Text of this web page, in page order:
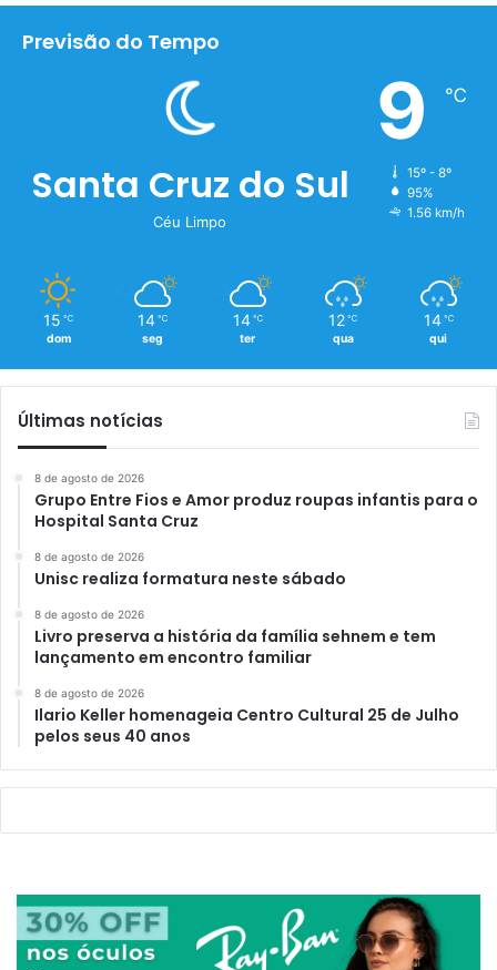
Previsão do Tempo
Santa Cruz do Sul
Céu Limpo
9 ℃
15º - 8º
95%
1.56 km/h
15 ℃
dom
14 ℃
seg
14 ℃
ter
12 ℃
qua
14 ℃
qui
Últimas notícias
8 de agosto de 2026
Grupo Entre Fios e Amor produz roupas infantis para o
Hospital Santa Cruz
8 de agosto de 2026
Unisc realiza formatura neste sábado
8 de agosto de 2026
Livro preserva a história da família sehnem e tem
lançamento em encontro familiar
8 de agosto de 2026
Ilario Keller homenageia Centro Cultural 25 de Julho
pelos seus 40 anos